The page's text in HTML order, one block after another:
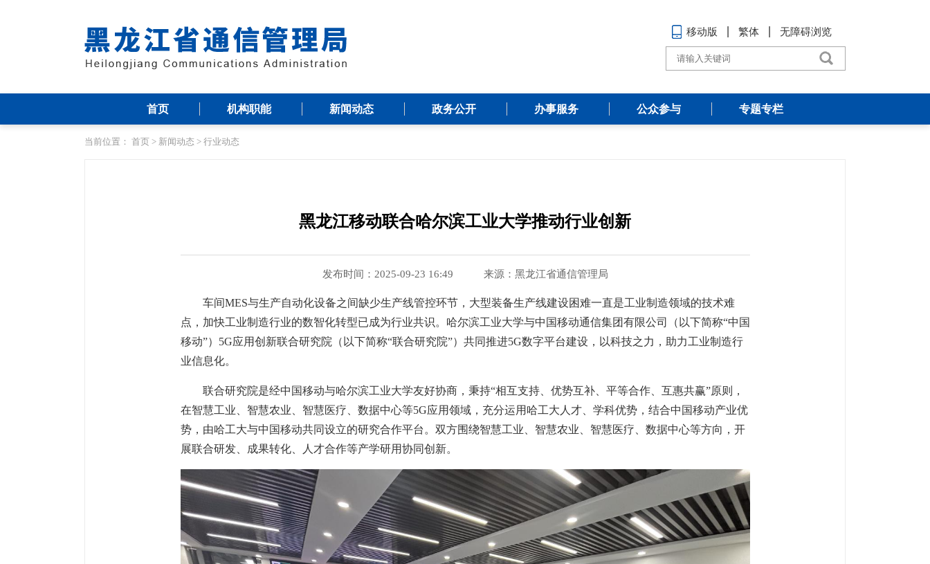
移动版 繁体 无障碍浏览
首页 机构职能 新闻动态 政务公开 办事服务 公众参与 专题专栏
当前位置： 首页 > 新闻动态 > 行业动态
黑龙江移动联合哈尔滨工业大学推动行业创新
发布时间：2025-09-23 16:49 来源： 黑龙江省通信管理局
车间MES与生产自动化设备之间缺少生产线管控环节，大型装备生产线建设困难一直是工业制造领域的技术难
点，加快工业制造行业的数智化转型已成为行业共识。哈尔滨工业大学与中国移动通信集团有限公司（以下简称“中国
移动”）5G应用创新联合研究院（以下简称“联合研究院”）共同推进5G数字平台建设，以科技之力，助力工业制造行
业信息化。
联合研究院是经中国移动与哈尔滨工业大学友好协商，秉持“相互支持、优势互补、平等合作、互惠共赢”原则，
在智慧工业、智慧农业、智慧医疗、数据中心等5G应用领域，充分运用哈工大人才、学科优势，结合中国移动产业优
势，由哈工大与中国移动共同设立的研究合作平台。双方围绕智慧工业、智慧农业、智慧医疗、数据中心等方向，开
展联合研发、成果转化、人才合作等产学研用协同创新。